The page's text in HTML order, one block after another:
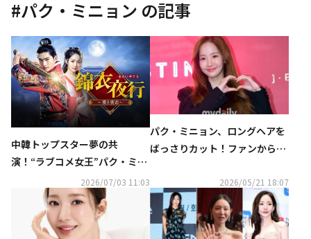
#パク・ミニョン の記事
中韓トップスター夢の共
演！“ラブコメ女王”パク・ミニ
ョン ×“ロマンス職人”チャン・
ハン『錦衣夜行～愛と密命
～』“幻の中国ドラマ”がついに
日本初放送！
2026/07/03 11:03
パク・ミニョン、ロングヘアを
ばっさりカット！ファンからの
2026/05/21 18:07